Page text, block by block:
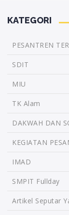
KATEGORI
PESANTREN
SDIT
MIU
TK Alam
DAKWAH DAN
KEGIATAN
IMAD
SMPIT Fullday
Artikel Seputar